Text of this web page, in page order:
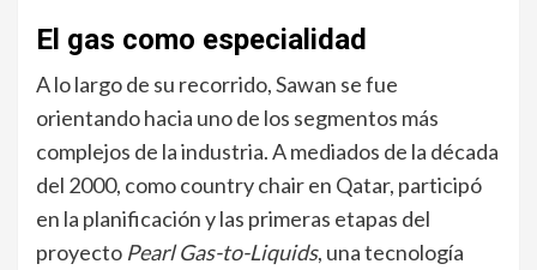
El gas como especialidad
A lo largo de su recorrido, Sawan se fue
orientando hacia uno de los segmentos más
complejos de la industria. A mediados de la década
del 2000, como country chair en Qatar, participó
en la planificación y las primeras etapas del
proyecto Pearl Gas-to-Liquids, una tecnología